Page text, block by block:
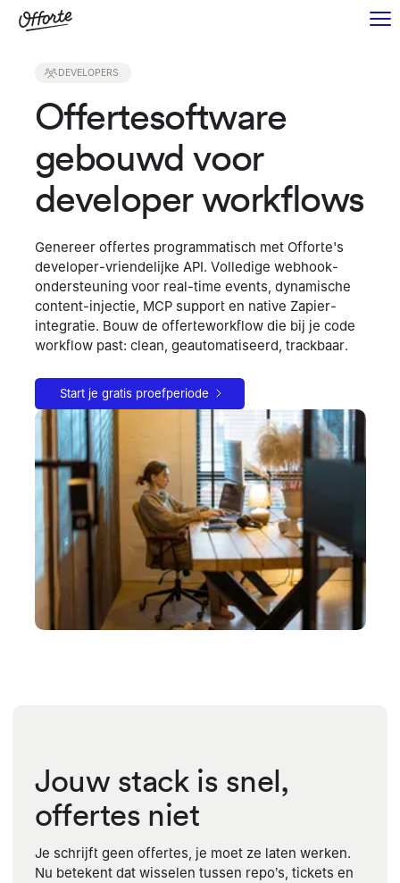
DEVELOPERS
Offertesoftware
gebouwd voor
developer workflows
Genereer offertes programmatisch met Offorte's
developer-vriendelijke API. Volledige webhook-
ondersteuning voor real-time events, dynamische
content-injectie, MCP support en native Zapier-
integratie. Bouw de offerteworkflow die bij je code
workflow past: clean, geautomatiseerd, trackbaar.
Start je gratis proefperiode
Jouw stack is snel,
offertes niet
Je schrijft geen offertes, je moet ze laten werken.
Nu betekent dat wisselen tussen repo’s, tickets en